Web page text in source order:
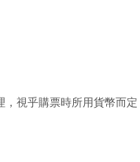
視乎購票時所用貨幣而